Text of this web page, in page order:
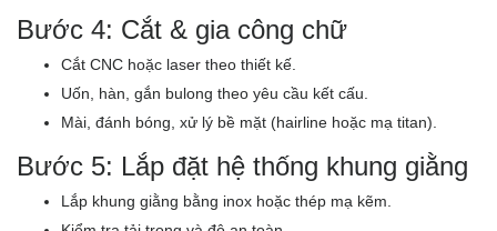
Bước 4: Cắt & gia công chữ
Cắt CNC hoặc laser theo thiết kế.
Uốn, hàn, gắn bulong theo yêu cầu kết cấu.
Mài, đánh bóng, xử lý bề mặt (hairline hoặc mạ titan).
Bước 5: Lắp đặt hệ thống khung giằng
Lắp khung giằng bằng inox hoặc thép mạ kẽm.